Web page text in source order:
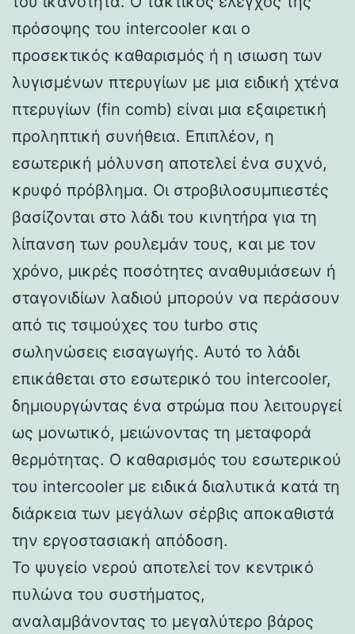
πρόσοψης του intercooler και ο
προσεκτικός καθαρισμός ή η ισιωση των
λυγισμένων πτερυγίων με μια ειδική χτένα
πτερυγίων (fin comb) είναι μια εξαιρετική
προληπτική συνήθεια. Επιπλέον, η
εσωτερική μόλυνση αποτελεί ένα συχνό,
κρυφό πρόβλημα. Οι στροβιλοσυμπιεστές
βασίζονται στο λάδι του κινητήρα για τη
λίπανση των ρουλεμάν τους, και με τον
χρόνο, μικρές ποσότητες αναθυμιάσεων ή
σταγονιδίων λαδιού μπορούν να περάσουν
από τις τσιμούχες του turbo στις
σωληνώσεις εισαγωγής. Αυτό το λάδι
επικάθεται στο εσωτερικό του intercooler,
δημιουργώντας ένα στρώμα που λειτουργεί
ως μονωτικό, μειώνοντας τη μεταφορά
θερμότητας. Ο καθαρισμός του εσωτερικού
του intercooler με ειδικά διαλυτικά κατά τη
διάρκεια των μεγάλων σέρβις αποκαθιστά
την εργοστασιακή απόδοση.
Το ψυγείο νερού αποτελεί τον κεντρικό
πυλώνα του συστήματος,
αναλαμβάνοντας το μεγαλύτερο βάρος